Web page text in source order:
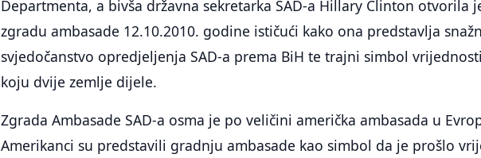
Departmenta, a bivša državna sekretarka SAD-a Hillary Clinton otvorila
zgradu ambasade 12.10.2010. godine ističući kako ona predstavlja
svjedočanstvo opredjeljenja SAD-a prema BiH te trajni simbol vrijednosti
koju dvije zemlje dijele.
Zgrada Ambasade SAD-a osma je po veličini američka ambasada u
Amerikanci su predstavili gradnju ambasade kao simbol da je prošlo